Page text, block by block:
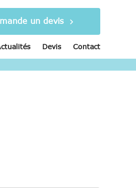
un devis chevron_right
Devis Contact